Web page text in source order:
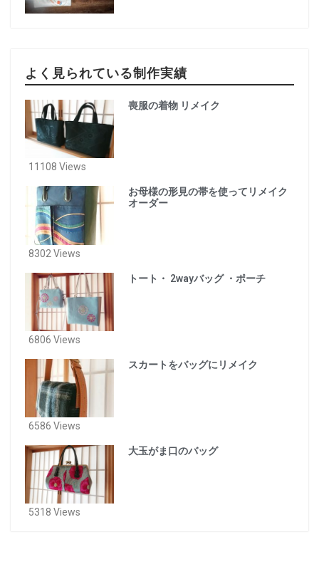
よく見られている制作実績
喪服の着物 リメイク
11108 Views
お母様の形見の帯を使ってリメイク
オーダー
8302 Views
トート・ 2wayバッグ ・ポーチ
6806 Views
スカートをバッグにリメイク
6586 Views
大玉がま口のバッグ
5318 Views